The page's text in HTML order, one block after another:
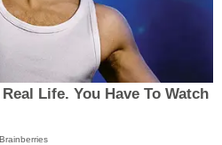
Life. You Have To Watch
Brainberries